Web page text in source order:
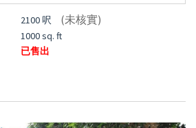
2100 呎 (未核實)
1000 sq. ft
已售出